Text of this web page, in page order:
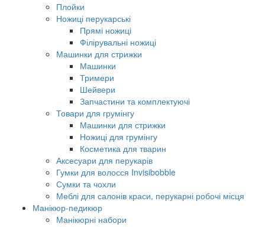
Плойки
Ножиці перукарські
Прямі ножиці
Філірувальні ножиці
Машинки для стрижки
Машинки
Тримери
Шейвери
Запчастини та комплектуючі
Товари для грумінгу
Машинки для стрижки
Ножиці для грумінгу
Косметика для тварин
Аксесуари для перукарів
Гумки для волосся Invisibobble
Сумки та чохли
Меблі для салонів краси, перукарні робочі місця
Манікюр-педикюр
Манікюрні набори